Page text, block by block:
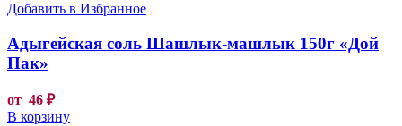
Добавить в Избранное
Адыгейская соль Шашлык-машлык 150г «Дой
Пак»
от 46 ₽
В корзину